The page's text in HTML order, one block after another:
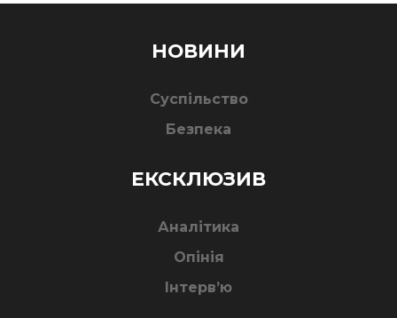
НОВИНИ
Суспільство
Безпека
ЕКСКЛЮЗИВ
Аналітика
Опінія
Інтерв’ю